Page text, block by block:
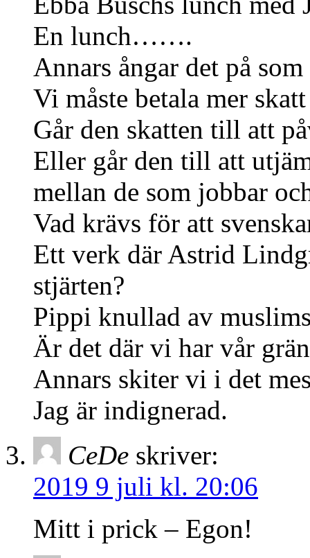
En lunch…….
Annars ångar det på
Vi måste betala mer
Går den skatten till att
Eller går den till att
mellan de som jobbar
Vad krävs för att
Ett verk där Astrid
stjärten?
Pippi knullad av
Är det där vi har vår
Annars skiter vi i det
Jag är indignerad.
CeDe skriver:
2019 9 juli kl. 20:06
Mitt i prick – Egon!